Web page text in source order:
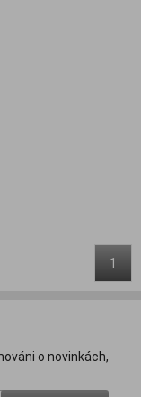
1
o novinkách,